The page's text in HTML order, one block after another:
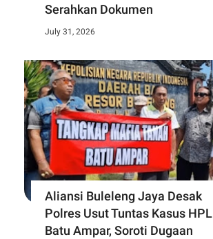
Serahkan Dokumen
July 31, 2026
Aliansi Buleleng Jaya Desak
Polres Usut Tuntas Kasus HPL
Batu Ampar, Soroti Dugaan